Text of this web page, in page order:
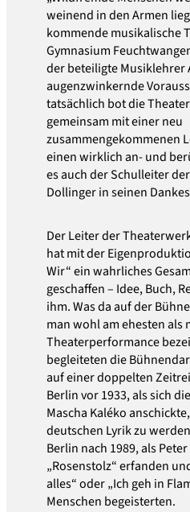
weinend in den Armen
kommende musikalische
Gymnasium
der beteiligte Musiklehrer
augenzwinkernde
tatsächlich bot die
gemeinsam mit einer neu
zusammengekommenen
einen wirklich an- und
es auch der Schulleiter
Dollinger in seinen
Der Leiter der
hat mit der
Wir“ ein wahrliches
geschaffen – Idee, Buch,
ihm. Was da auf der
man wohl am ehesten als
Theaterperformance
begleiteten die
auf einer doppelten
Berlin vor 1933, als sich
Mascha Kaléko anschickte,
deutschen Lyrik zu
Berlin nach 1989, als
„Rosenstolz“ erfanden
alles“ oder „Ich geh in
Menschen begeisterten.